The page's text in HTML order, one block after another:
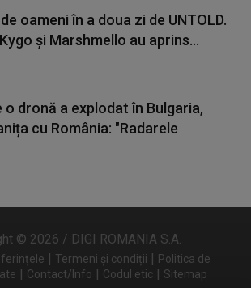
oameni în a doua zi de UNTOLD.
și Marshmello au aprins...
o dronă a explodat în Bulgaria,
cu România: "Radarele
© 2026 / DIGI ROMANIA S.A.
| Termeni și condiții | Politica de
| Contact/Info | Codul etic | Sitemap